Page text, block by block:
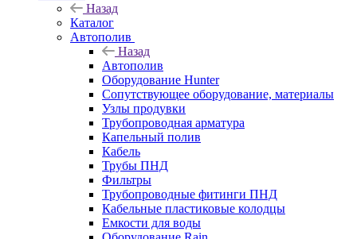
Назад
Каталог
Автополив
Назад
Автополив
Оборудование Hunter
Сопутствующее оборудование, материалы
Узлы продувки
Трубопроводная арматура
Капельный полив
Кабель
Трубы ПНД
Фильтры
Трубопроводные фитинги ПНД
Кабельные пластиковые колодцы
Емкости для воды